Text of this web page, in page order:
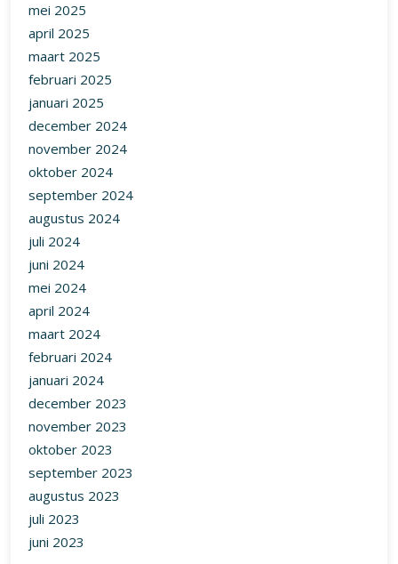
mei 2025
april 2025
maart 2025
februari 2025
januari 2025
december 2024
november 2024
oktober 2024
september 2024
augustus 2024
juli 2024
juni 2024
mei 2024
april 2024
maart 2024
februari 2024
januari 2024
december 2023
november 2023
oktober 2023
september 2023
augustus 2023
juli 2023
juni 2023